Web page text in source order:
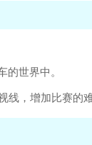
世界中。
，增加比赛的难